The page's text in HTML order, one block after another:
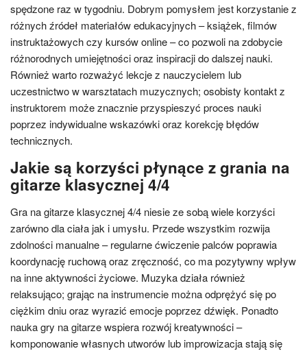
spędzone raz w tygodniu. Dobrym pomysłem jest korzystanie z
różnych źródeł materiałów edukacyjnych – książek, filmów
instruktażowych czy kursów online – co pozwoli na zdobycie
różnorodnych umiejętności oraz inspiracji do dalszej nauki.
Również warto rozważyć lekcje z nauczycielem lub
uczestnictwo w warsztatach muzycznych; osobisty kontakt z
instruktorem może znacznie przyspieszyć proces nauki
poprzez indywidualne wskazówki oraz korekcję błędów
technicznych.
Jakie są korzyści płynące z grania na
gitarze klasycznej 4/4
Gra na gitarze klasycznej 4/4 niesie ze sobą wiele korzyści
zarówno dla ciała jak i umysłu. Przede wszystkim rozwija
zdolności manualne – regularne ćwiczenie palców poprawia
koordynację ruchową oraz zręczność, co ma pozytywny wpływ
na inne aktywności życiowe. Muzyka działa również
relaksująco; grając na instrumencie można odprężyć się po
ciężkim dniu oraz wyrazić emocje poprzez dźwięk. Ponadto
nauka gry na gitarze wspiera rozwój kreatywności –
komponowanie własnych utworów lub improwizacja stają się